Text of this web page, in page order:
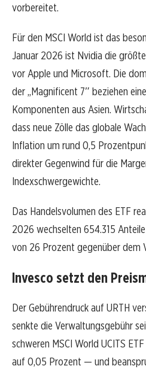
vorbereitet.
Für den MSCI World ist das
Januar 2026 ist Nvidia die
vor Apple und Microsoft. Die
der „Magnificent 7″ beziehen
Komponenten aus Asien.
dass neue Zölle das globale
Inflation um rund 0,5
direkter Gegenwind für die
Indexschwergewichte.
Das Handelsvolumen des ETF
2026 wechselten 654.315
von 26 Prozent gegenüber dem
Invesco setzt den
Der Gebührendruck auf URTH
senkte die Verwaltungsgebühr
schweren MSCI World UCITS
auf 0,05 Prozent — und